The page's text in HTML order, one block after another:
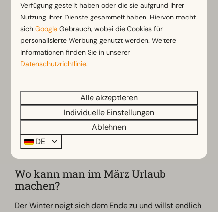
Ein Urlaub im März hat viele Vorteile: Die Natur
erwacht, es gibt weniger Touristen und du kannst die
Ruhe vor der Hauptsaison genießen. Ob du dich
nach Entspannung in der Natur sehnst oder ein
aktives Abenteuer suchst, EuroParcs bietet dir viele
Du möchtest einen entspanntenUrlaub am Meer
verbringen oder bei einemUrlaub in der Naturdie
langsam erblühende Natur entdecken? All das und
noch viel mehr kannst du in deinem Urlaub im März
Wo kann man im März Urlaub
machen?
Der Winter neigt sich dem Ende zu und willst endlich
Verfügung gestellt haben oder die sie aufgrund Ihrer
Nutzung ihrer Dienste gesammelt haben. Hiervon macht
sichGoogle Gebrauch, wobei die Cookies für
personalisierte Werbung genutzt werden. Weitere
Informationen finden Sie in unserer
Datenschutzrichtlinie.
Alle akzeptieren
Individuelle Einstellungen
Ablehnen
DE